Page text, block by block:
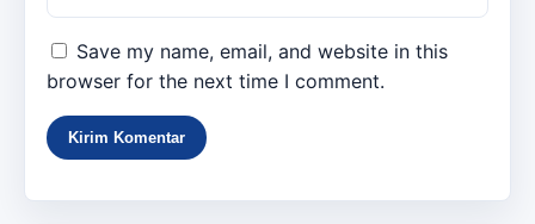
Save my name, email, and website in this
browser for the next time I comment.